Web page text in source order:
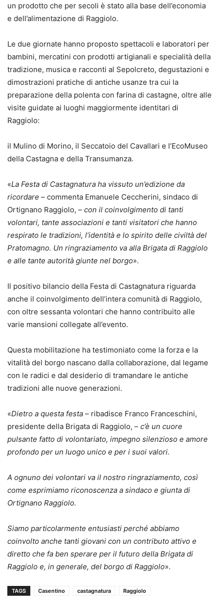
un prodotto che per secoli è stato alla base dell’economia
e dell’alimentazione di Raggiolo.
Le due giornate hanno proposto spettacoli e laboratori per
bambini, mercatini con prodotti artigianali e specialità della
tradizione, musica e racconti al Sepolcreto, degustazioni e
dimostrazioni pratiche di antiche usanze tra cui la
preparazione della polenta con farina di castagne, oltre alle
visite guidate ai luoghi maggiormente identitari di
Raggiolo:
il Mulino di Morino, il Seccatoio del Cavallari e l’EcoMuseo
della Castagna e della Transumanza.
«La Festa di Castagnatura ha vissuto un’edizione da
ricordare – commenta Emanuele Ceccherini, sindaco di
Ortignano Raggiolo, – con il coinvolgimento di tanti
volontari, tante associazioni e tanti visitatori che hanno
respirato le tradizioni, l’identità e lo spirito delle civiltà del
Pratomagno. Un ringraziamento va alla Brigata di Raggiolo
e alle tante autorità giunte nel borgo».
Il positivo bilancio della Festa di Castagnatura riguarda
anche il coinvolgimento dell’intera comunità di Raggiolo,
con oltre sessanta volontari che hanno contribuito alle
varie mansioni collegate all’evento.
Questa mobilitazione ha testimoniato come la forza e la
vitalità del borgo nascano dalla collaborazione, dal legame
con le radici e dal desiderio di tramandare le antiche
tradizioni alle nuove generazioni.
«Dietro a questa festa – ribadisce Franco Franceschini,
presidente della Brigata di Raggiolo, – c’è un cuore
pulsante fatto di volontariato, impegno silenzioso e amore
profondo per un luogo unico e per i suoi valori.
A ognuno dei volontari va il nostro ringraziamento, così
come esprimiamo riconoscenza a sindaco e giunta di
Ortignano Raggiolo.
Siamo particolarmente entusiasti perché abbiamo
coinvolto anche tanti giovani con un contributo attivo e
diretto che fa ben sperare per il futuro della Brigata di
Raggiolo e, in generale, del borgo di Raggiolo».
TAGS Casentino castagnatura Raggiolo